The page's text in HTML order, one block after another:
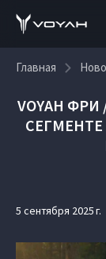
Главная
VOYAH
СЕГМЕНТЕ
5 сентября 2025 г.